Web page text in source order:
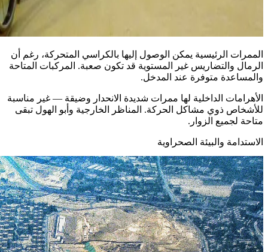
الممرات الرئيسية يمكن الوصول إليها بالكراسي المتحركة، رغم أن
الرمال والتضاريس غير المستوية قد تكون صعبة. المركبات المتاحة
والمساعدة متوفرة عند المدخل.
الأهرامات الداخلية لها ممرات شديدة الانحدار وضيقة — غير مناسبة
للأشخاص ذوي مشاكل الحركة. المناظر الخارجية وأبو الهول تبقى
متاحة لجميع الزوار.
الاستدامة والبيئة الصحراوية